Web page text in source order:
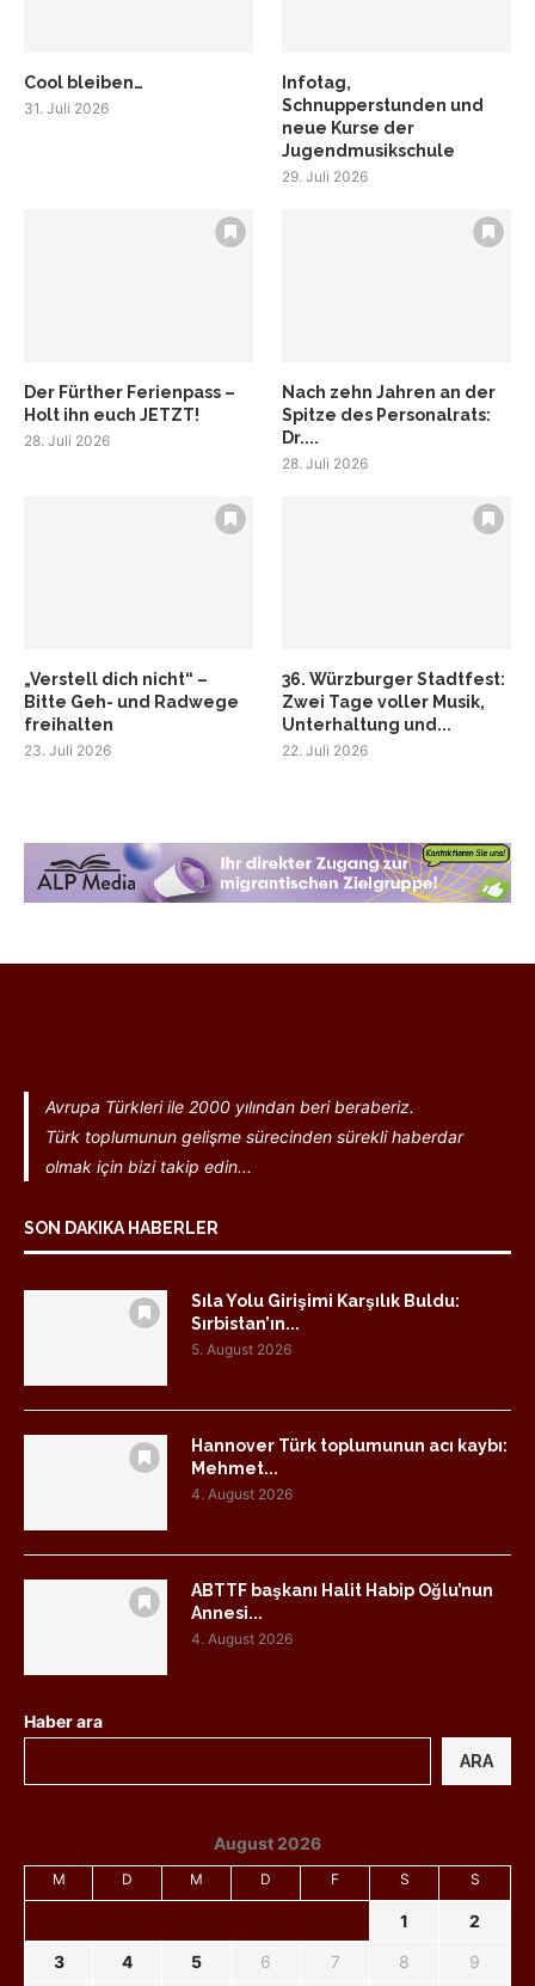
Cool bleiben…
31. Juli 2026
Infotag,
Schnupperstunden und
neue Kurse der
Jugendmusikschule
29. Juli 2026
Der Fürther Ferienpass –
Holt ihn euch JETZT!
28. Juli 2026
Nach zehn Jahren an der
Spitze des Personalrats:
Dr....
28. Juli 2026
„Verstell dich nicht“ –
Bitte Geh- und Radwege
freihalten
23. Juli 2026
36. Würzburger Stadtfest:
Zwei Tage voller Musik,
Unterhaltung und...
22. Juli 2026
Avrupa Türkleri ile 2000 yılından beri beraberiz.
Türk toplumunun gelişme sürecinden sürekli haberdar
olmak için bizi takip edin...
SON DAKIKA HABERLER
Sıla Yolu Girişimi Karşılık Buldu:
Sırbistan’ın...
5. August 2026
Hannover Türk toplumunun acı kaybı:
Mehmet...
4. August 2026
ABTTF başkanı Halit Habip Oğlu’nun
Annesi...
4. August 2026
Haber ara
ARA
August 2026
M D M D F S S
1
2
3
4 5 6 7 8 9